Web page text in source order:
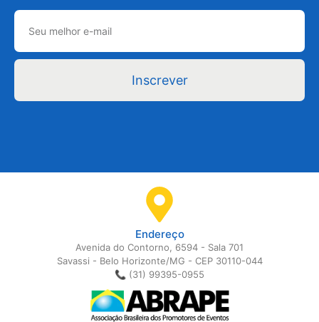
Inscrever
Endereço
Avenida do Contorno, 6594 - Sala 701
Savassi - Belo Horizonte/MG - CEP 30110-044
📞 (31) 99395-0955